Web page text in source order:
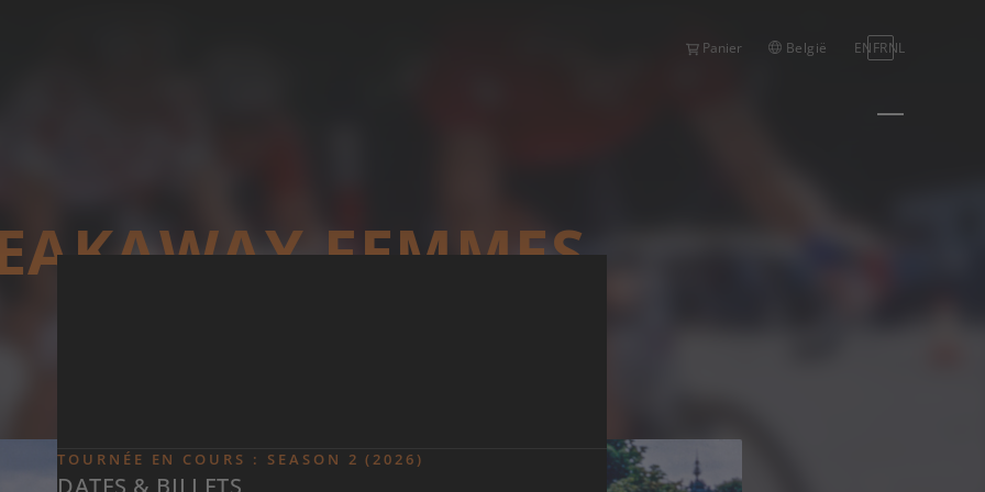
Panier België ENFRNL
TOURNÉE EN COURS : SEASON 2 (2026)
DATES & BILLETS
FEMMES